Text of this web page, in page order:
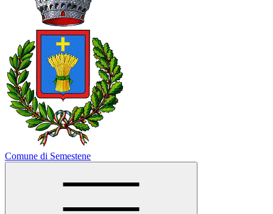
Comune di Semestene